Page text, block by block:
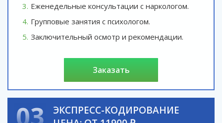
Еженедельные консультации с наркологом.
Групповые занятия с психологом.
Заключительный осмотр и рекомендации.
заказать
ЭКСПРЕСС-КОДИРОВАНИЕ